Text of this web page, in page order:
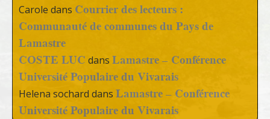
Carole dans Courrier des lecteurs :
Communauté de communes du Pays de
Lamastre
COSTE LUC dans Lamastre – Conférence
Université Populaire du Vivarais
Helena sochard dans Lamastre – Conférence
Université Populaire du Vivarais